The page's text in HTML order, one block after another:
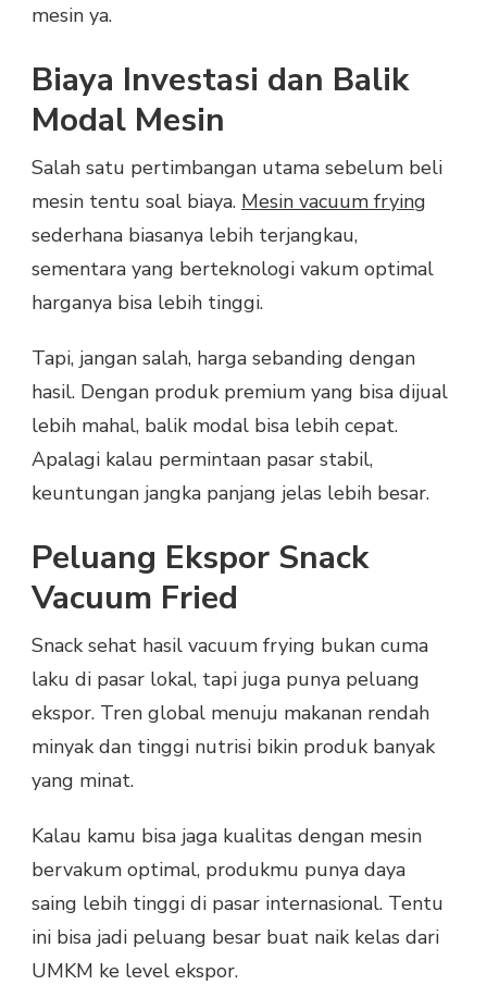
mesin ya.
Biaya Investasi dan Balik
Modal Mesin
Salah satu pertimbangan utama sebelum beli
mesin tentu soal biaya. Mesin vacuum frying
sederhana biasanya lebih terjangkau,
sementara yang berteknologi vakum optimal
harganya bisa lebih tinggi.
Tapi, jangan salah, harga sebanding dengan
hasil. Dengan produk premium yang bisa dijual
lebih mahal, balik modal bisa lebih cepat.
Apalagi kalau permintaan pasar stabil,
keuntungan jangka panjang jelas lebih besar.
Peluang Ekspor Snack
Vacuum Fried
Snack sehat hasil vacuum frying bukan cuma
laku di pasar lokal, tapi juga punya peluang
ekspor. Tren global menuju makanan rendah
minyak dan tinggi nutrisi bikin produk banyak
yang minat.
Kalau kamu bisa jaga kualitas dengan mesin
bervakum optimal, produkmu punya daya
saing lebih tinggi di pasar internasional. Tentu
ini bisa jadi peluang besar buat naik kelas dari
UMKM ke level ekspor.